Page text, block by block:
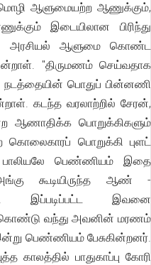
ஆளுமையற்ற ஆணுக்கும்,
இடையிலான பிரிந்து
அரசியல் ஆளுமை கொண்ட
"திருமணம் செய்வதாக
நடத்தையின் பொதுப் பின்னணி
கடந்த வரலாற்றில் சேரன்,
ஆணாதிக்க பொறுக்கிகளும்
பொறுக்கி புளட்
பாலியலே பெண்ணியம் இதை
அங்கு கூடியிருந்த ஆண் -
இப்படிப்பட்ட இவனை
கொண்டு வந்து அவனின் மரணம்
பெண்ணியம் பேசுகின்றனர்.
காலத்தில் பாதுகாப்பு கோரி